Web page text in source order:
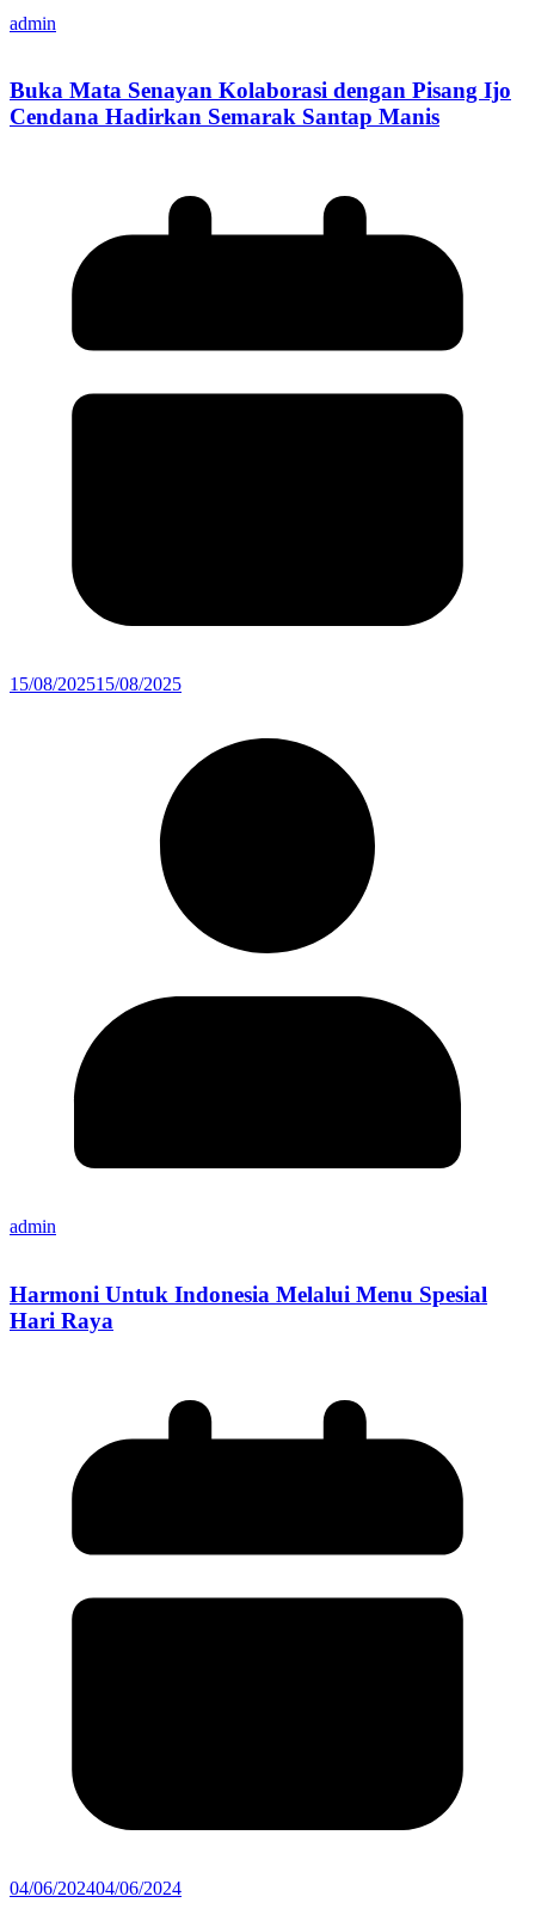
admin
Buka Mata Senayan Kolaborasi dengan Pisang Ijo
Cendana Hadirkan Semarak Santap Manis
15/08/202515/08/2025
admin
Harmoni Untuk Indonesia Melalui Menu Spesial
Hari Raya
04/06/202404/06/2024